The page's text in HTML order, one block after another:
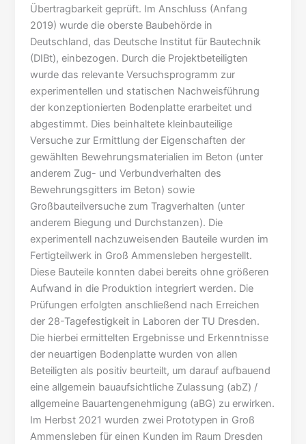
Übertragbarkeit geprüft. Im Anschluss (Anfang
2019) wurde die oberste Baubehörde in
Deutschland, das Deutsche Institut für Bautechnik
(DIBt), einbezogen. Durch die Projektbeteiligten
wurde das relevante Versuchsprogramm zur
experimentellen und statischen Nachweisführung
der konzeptionierten Bodenplatte erarbeitet und
abgestimmt. Dies beinhaltete kleinbauteilige
Versuche zur Ermittlung der Eigenschaften der
gewählten Bewehrungsmaterialien im Beton (unter
anderem Zug- und Verbundverhalten des
Bewehrungsgitters im Beton) sowie
Großbauteilversuche zum Tragverhalten (unter
anderem Biegung und Durchstanzen). Die
experimentell nachzuweisenden Bauteile wurden im
Fertigteilwerk in Groß Ammensleben hergestellt.
Diese Bauteile konnten dabei bereits ohne größeren
Aufwand in die Produktion integriert werden. Die
Prüfungen erfolgten anschließend nach Erreichen
der 28-Tagefestigkeit in Laboren der TU Dresden.
Die hierbei ermittelten Ergebnisse und Erkenntnisse
der neuartigen Bodenplatte wurden von allen
Beteiligten als positiv beurteilt, um darauf aufbauend
eine allgemein bauaufsichtliche Zulassung (abZ) /
allgemeine Bauartengenehmigung (aBG) zu erwirken.
Im Herbst 2021 wurden zwei Prototypen in Groß
Ammensleben für einen Kunden im Raum Dresden